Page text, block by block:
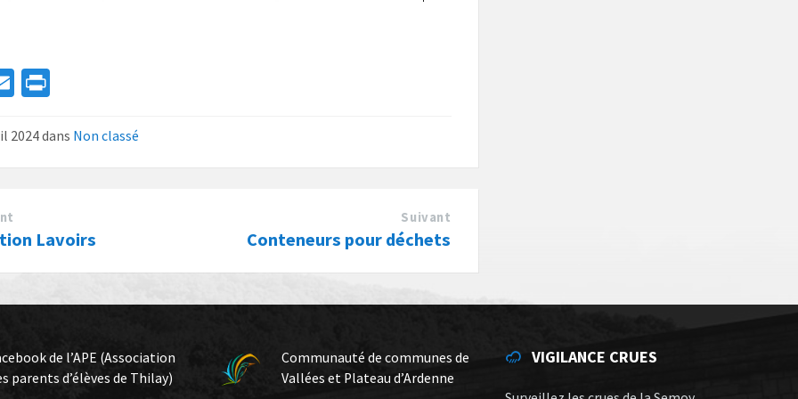
E
ai
l
t
2024dans Non classé
Lavoirs
Suivant
Conteneurs pour déchets
de l’APE (Association
parents d’élèves de Thilay)
Communauté de communes de
Vallées et Plateau d’Ardenne
VIGILANCE CRUES